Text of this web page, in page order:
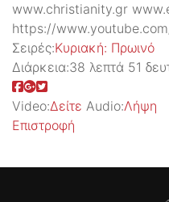
www.christianity.gr
https://
Σειρές:Kυριακή: Πρωινό
Διάρκεια:38 λεπτά 51
Video:Δείτε Audio:Λήψη
Επιστροφή